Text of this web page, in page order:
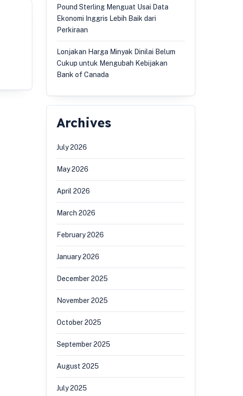
Pound Sterling Menguat Usai Data
Ekonomi Inggris Lebih Baik dari
Perkiraan
Lonjakan Harga Minyak Dinilai Belum
Cukup untuk Mengubah Kebijakan
Bank of Canada
Archives
July 2026
May 2026
April 2026
March 2026
February 2026
January 2026
December 2025
November 2025
October 2025
September 2025
August 2025
July 2025